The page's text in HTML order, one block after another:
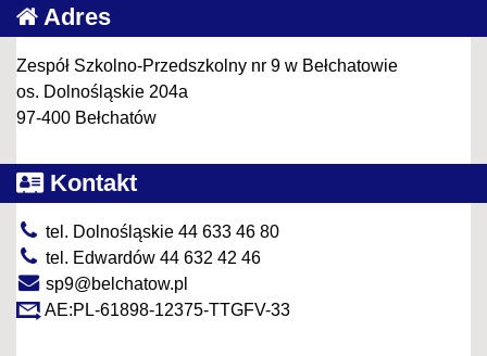
Adres
Zespół Szkolno-Przedszkolny nr 9 w Bełchatowie
os. Dolnośląskie 204a
97-400 Bełchatów
Kontakt
tel. Dolnośląskie 44 633 46 80
tel. Edwardów 44 632 42 46
sp9@belchatow.pl
AE:PL-61898-12375-TTGFV-33